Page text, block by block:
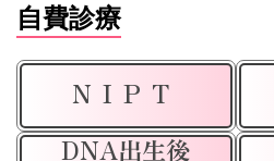
自費診療
NIPT
DNA出生後